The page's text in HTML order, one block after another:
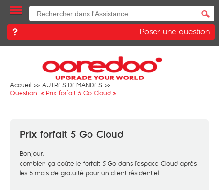
Poser une question
Accueil
AUTRES DEMANDES
Question: « Prix forfait 5 Go Cloud »
Prix forfait 5 Go Cloud
Bonjour,
combien ça coûte le forfait 5 Go dans l’espace Cloud après
les 6 mois de gratuité pour un client résidentiel